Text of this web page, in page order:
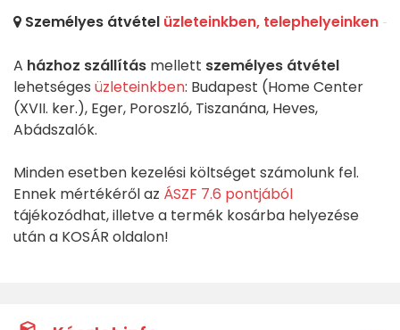
Személyes átvétel üzleteinkben, telephelyeinken
A házhoz szállítás mellett személyes átvétel
lehetséges üzleteinkben: Budapest (Home Center
(XVII. ker.), Eger, Poroszló, Tiszanána, Heves,
Abádszalók.
Minden esetben kezelési költséget számolunk fel.
Ennek mértékéről az ÁSZF 7.6 pontjából
tájékozódhat, illetve a termék kosárba helyezése
után a KOSÁR oldalon!